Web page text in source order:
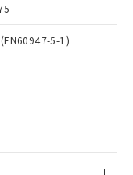
5-1)
"個人情報
「1.共同利
いる法人を
証明書
準）
を証明す
証明する